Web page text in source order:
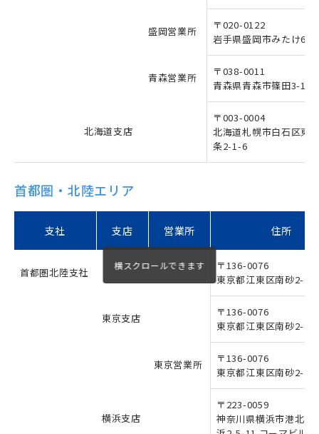
盛岡営業所
〒020-0122
岩手県盛岡市みたけ6-
青森営業所
〒038-0011
青森県青森市篠田3-14-
北海道支店
〒003-0004
北海道札幌市白石区東
条2-1-6
首都圏・北陸エリア
支社 支店 営業所 住所
首都圏北陸支社
〒136-0076
東京都江東区南砂2-2-
東京支店
〒136-0076
東京都江東区南砂2-2-
東京営業所
〒136-0076
東京都江東区南砂2-2-
横浜支店
〒223-0059
神奈川県横浜市港北区